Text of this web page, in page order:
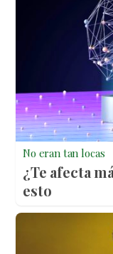
No eran tan locas
¿Te afecta
esto